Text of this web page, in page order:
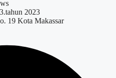
2023
19 Kota Makassar